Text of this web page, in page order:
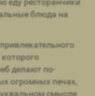
блюда на
делают по-
огромных печах,
смысле